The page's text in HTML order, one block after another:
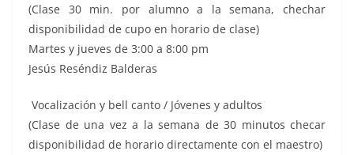
(Clase 30 min. por alumno a la semana, chechar
disponibilidad de cupo en horario de clase)
Martes y jueves de 3:00 a 8:00 pm
Jesús Reséndiz Balderas
Vocalización y bell canto / Jóvenes y adultos
(Clase de una vez a la semana de 30 minutos checar
disponibilidad de horario directamente con el maestro)